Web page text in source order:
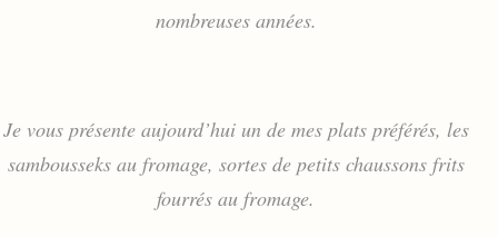
nombreuses années.
Je vous présente aujourd’hui un de mes plats préférés, les
sambousseks au fromage, sortes de petits chaussons frits
fourrés au fromage.